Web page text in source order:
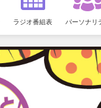
ラジオ番組表 パーソナリ